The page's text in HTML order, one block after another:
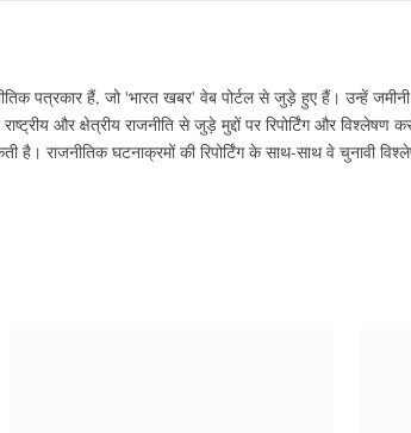
पत्रकार हैं, जो 'भारत खबर' वेब पोर्टल से जुड़े हुए हैं। उन्हें
राष्ट्रीय और क्षेत्रीय राजनीति से जुड़े मुद्दों पर रिपोर्टिंग और
है। राजनीतिक घटनाक्रमों की रिपोर्टिंग के साथ-साथ वे चुनावी